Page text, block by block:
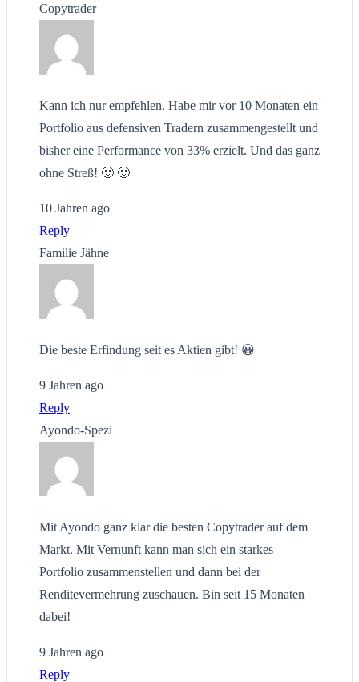
Copytrader
Kann ich nur empfehlen. Habe mir vor 10 Monaten ein
Portfolio aus defensiven Tradern zusammengestellt und
bisher eine Performance von 33% erzielt. Und das ganz
ohne Streß! 🙂 🙂
10 Jahren ago
Reply
Familie Jähne
Die beste Erfindung seit es Aktien gibt! 😀
9 Jahren ago
Reply
Ayondo-Spezi
Mit Ayondo ganz klar die besten Copytrader auf dem
Markt. Mit Vernunft kann man sich ein starkes
Portfolio zusammenstellen und dann bei der
Renditevermehrung zuschauen. Bin seit 15 Monaten
dabei!
9 Jahren ago
Reply